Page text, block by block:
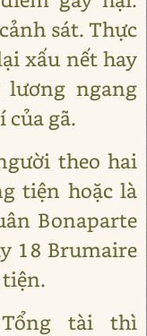
sát. Thực
xấu nết hay
ngang
gã.
theo hai
tiện hoặc là
Bonaparte
18 Brumaire
Tổng tài thì